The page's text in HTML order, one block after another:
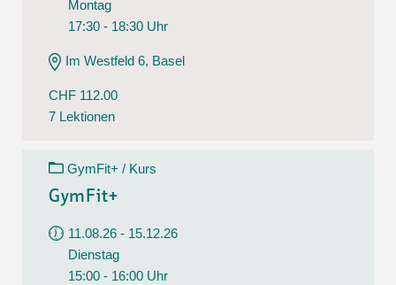
Montag
17:30 - 18:30 Uhr
Im Westfeld 6, Basel
CHF 112.00
7 Lektionen
GymFit+ / Kurs
GymFit+
11.08.26 - 15.12.26
Dienstag
15:00 - 16:00 Uhr